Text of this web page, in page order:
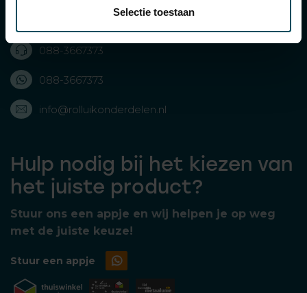
Selectie toestaan
088-3667373
088-3667373
info@rolluikonderdelen.nl
Hulp nodig bij het kiezen van
het juiste product?
Stuur ons een appje en wij helpen je op weg
met de juiste keuze!
Stuur een appje